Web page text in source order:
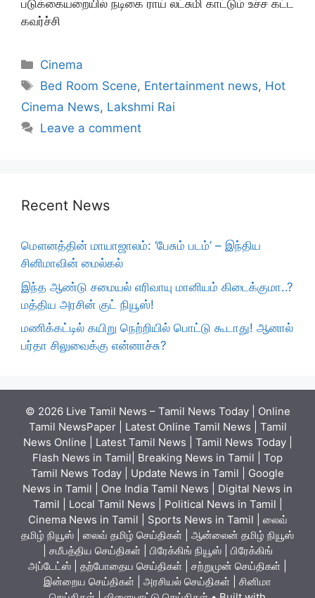
படுக்கையறையில் நடிகை ராய் லட்சுமி காட்டும் உச்ச கட்ட
கவர்ச்சி
Categories
Cinema
Tags
Bed Room Scene, Entertainment news, Hot
Cinema News, Lakshmi Rai
Leave a comment
Recent News
மௌனத்தின் மாயாஜாலம்: ‘பேசும் படம்’ – இந்திய
சினிமாவின் மைல்கல்
இந்த ஆண்டு சமையல் எரிவாயு மானியம் கிடைக்குமா..?
மத்திய அரசின் குட் நியூஸ்!
மணிக்கட்டில் கயிறு நெற்றியில் பொட்டு கூடாது! ஆனால்
பர்தா சிலுவைக்கு என்னாச்சு?
© 2026 Live Tamil News – Tamil News Today | Online
Tamil NewsPaper | Latest Online Tamil News | Tamil
News Online | Latest Tamil News | Tamil News Today |
Flash News in Tamil| Breaking News in Tamil | Top
Tamil News Today | Update News in Tamil | Google
News in Tamil | One India Tamil News | Digital News in
Tamil | Local Tamil News | Political News in Tamil |
Cinema News in Tamil | Sports News in Tamil | லைவ்
தமிழ் நியூஸ் | லைவ் தமிழ் செய்திகள் | ஆன்லைன் தமிழ் நியூஸ்
| சமீபத்திய செய்திகள் | பிரேக்கிங் நியூஸ் | பிரேக்கிங்
அப்டேட்ஸ் | தற்போதைய செய்திகள் | சற்றுமுன் செய்திகள் |
இன்றைய செய்திகள் | அரசியல் செய்திகள் | சினிமா